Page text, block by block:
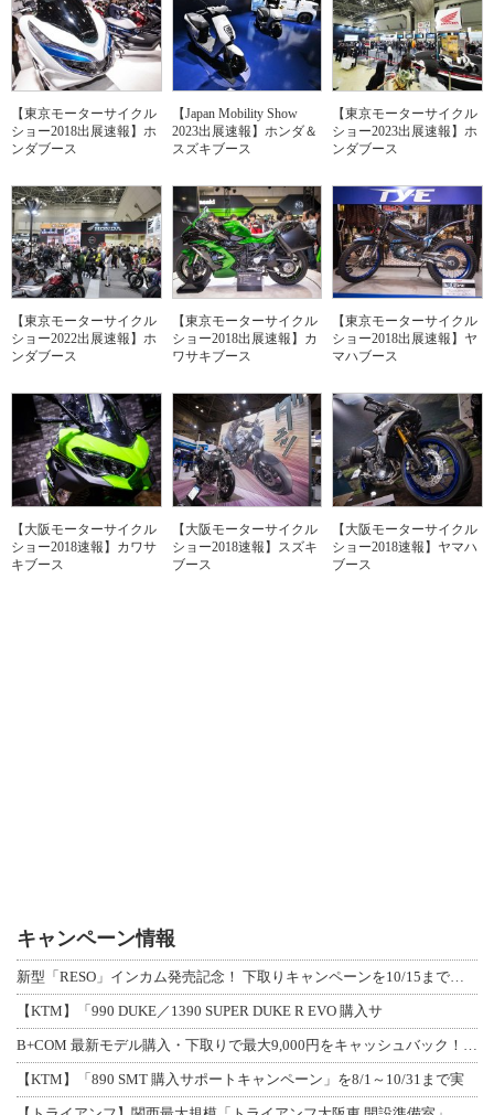
【東京モーターサイクル
ショー2018出展速報】ホ
ンダブース
【Japan Mobility Show
2023出展速報】ホンダ＆
スズキブース
【東京モーターサイクル
ショー2023出展速報】ホ
ンダブース
【東京モーターサイクル
ショー2022出展速報】ホ
ンダブース
【東京モーターサイクル
ショー2018出展速報】カ
ワサキブース
【東京モーターサイクル
ショー2018出展速報】ヤ
マハブース
【大阪モーターサイクル
ショー2018速報】カワサ
キブース
【大阪モーターサイクル
ショー2018速報】スズキ
ブース
【大阪モーターサイクル
ショー2018速報】ヤマハ
ブース
キャンペーン情報
【KTM】「990 DUKE／1390 SUPER DUKE R EVO 購入サ
【KTM】「890 SMT 購入サポートキャンペーン」を8/1～10/31まで実